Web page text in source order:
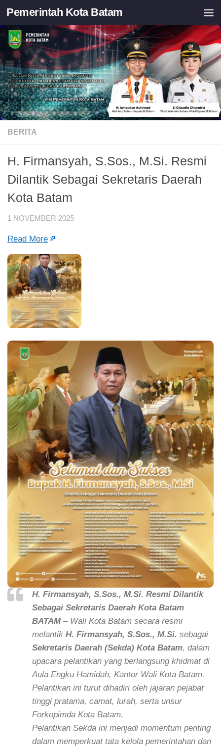
Skip to content
Pemerintah Kota Batam
BERITA
H. Firmansyah, S.Sos., M.Si. Resmi
Dilantik Sebagai Sekretaris Daerah
Kota Batam
1 NOVEMBER 2025
Read More
H. Firmansyah, S.Sos., M.Si. Resmi Dilantik
Sebagai Sekretaris Daerah Kota Batam
BATAM– Wali Kota Batam secara resmi
melantik H. Firmansyah, S.Sos., M.Si. sebagai
Sekretaris Daerah (Sekda) Kota Batam, dalam
upacara pelantikan yang berlangsung khidmat di
Aula Engku Hamidah, Kantor Wali Kota Batam.
Pelantikan ini turut dihadiri oleh jajaran pejabat
tinggi pratama, camat, lurah, serta unsur
Forkopimda Kota Batam.
Pelantikan Sekda ini menjadi momentum penting
dalam memperkuat tata kelola pemerintahan dan